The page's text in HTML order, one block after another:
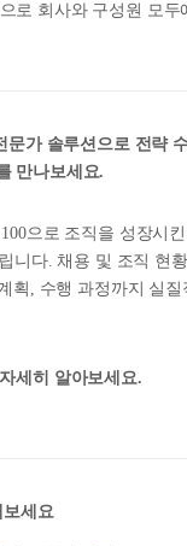
로 회사와 구성원 모두
문가 솔루션으로 전략
만나보세요.
으로 조직을 성장시킨
니다. 채용 및 조직 현황
획, 수행 과정까지 실질
세히 알아보세요.
보세요